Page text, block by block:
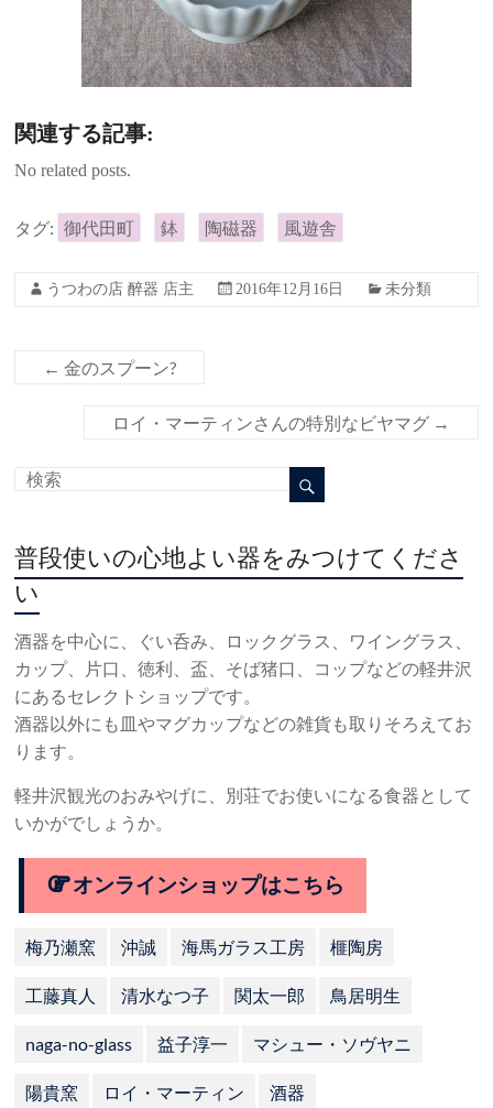
関連する記事:
No related posts.
タグ: 御代田町 鉢 陶磁器 風遊舎
うつわの店 醉器 店主 2016年12月16日 未分類
← 金のスプーン?
ロイ・マーティンさんの特別なビヤマグ →
普段使いの心地よい器をみつけてくださ
い
酒器を中心に、ぐい呑み、ロックグラス、ワイングラス、
カップ、片口、徳利、盃、そば猪口、コップなどの軽井沢
にあるセレクトショップです。
酒器以外にも皿やマグカップなどの雑貨も取りそろえてお
ります。
軽井沢観光のおみやげに、別荘でお使いになる食器として
いかがでしょうか。
オンラインショップはこちら
梅乃瀬窯 沖誠 海馬ガラス工房 榧陶房
工藤真人 清水なつ子 関太一郎 鳥居明生
naga-no-glass 益子淳一 マシュー・ソヴヤニ
陽貴窯 ロイ・マーティン 酒器